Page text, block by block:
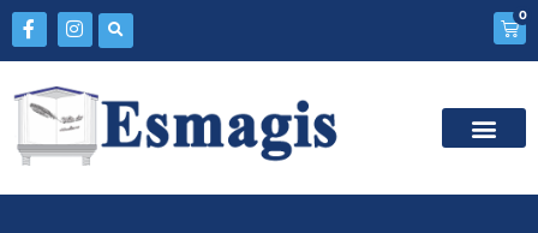
0